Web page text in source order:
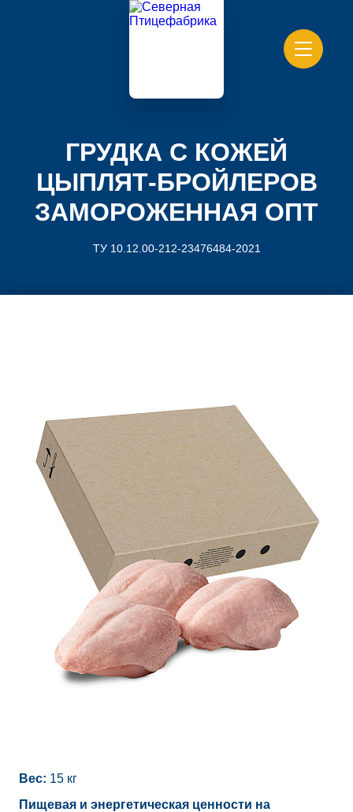
ГРУДКА С КОЖЕЙ
ЦЫПЛЯТ-БРОЙЛЕРОВ
ЗАМОРОЖЕННАЯ ОПТ
ТУ 10.12.00-212-23476484-2021
Вес: 15 кг
Пищевая и энергетическая ценности на